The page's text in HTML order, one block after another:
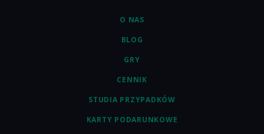
O NAS
BLOG
GRY
CENNIK
STUDIA PRZYPADKÓW
KARTY PODARUNKOWE